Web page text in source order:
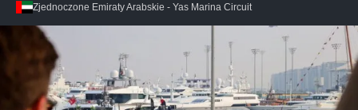
Zjednoczone Emiraty Arabskie - Yas Marina Circuit